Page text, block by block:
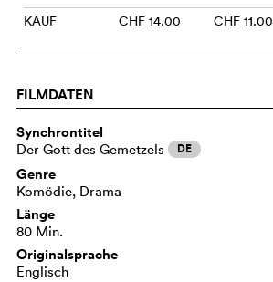
KAUF CHF 14.00 CHF 11.00
FILMDATEN
Synchrontitel
Der Gott des Gemetzels DE
Genre
Komödie, Drama
Länge
80 Min.
Originalsprache
Englisch